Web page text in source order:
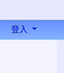
登入